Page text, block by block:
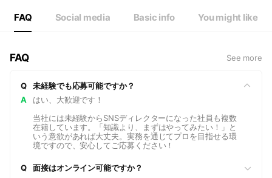
10:00〜19:00
FAQ Social media Basic info You might like
FAQ See more
Q
未経験でも応募可能ですか？
A
はい、大歓迎です！
当社には未経験からSNSディレクターになった社員も複数
在籍しています。「知識より、まずはやってみたい！」と
いう意欲があれば大丈夫。実務を通じてプロを目指せる環
境ですので、安心してご応募ください！
Q 面接はオンライン可能ですか？